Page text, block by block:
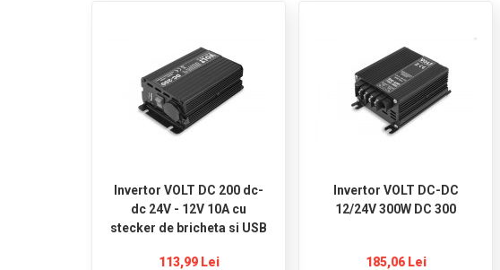
Invertor VOLT DC 200 dc-
dc 24V - 12V 10A cu
stecker de bricheta si USB
113,99 Lei
Invertor VOLT DC-DC
12/24V 300W DC 300
185,06 Lei